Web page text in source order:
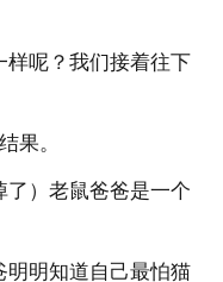
样呢？我们接着往下
果。
）老鼠爸爸是一个
明明知道自己最怕猫